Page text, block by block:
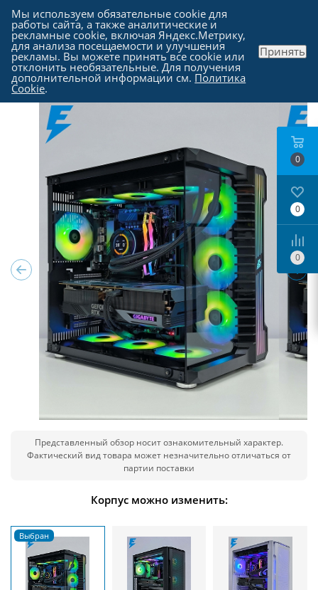
Каталог - Компьютеры в Москве
Представленный обзор носит ознакомительный характер.
Фактический вид товара может незначительно отличаться от
партии поставки
Корпус можно изменить:
0
0
0
Мы используем обязательные cookie для
работы сайта, а также аналитические и
рекламные cookie, включая Яндекс.Метрику,
для анализа посещаемости и улучшения
рекламы. Вы можете принять все cookie или
отклонить необязательные. Для получения
дополнительной информации см. Политика
Cookie.
Принять